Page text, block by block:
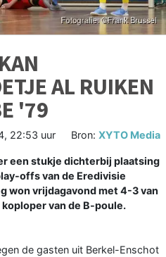
AL RUIKEN
'79
22:53 uur Bron: XYTO Media
een stukje dichterbij plaatsing
offs van de Eredivisie
won vrijdagavond met 4-3 van
van de B-poule.
de gasten uit Berkel-Enschot